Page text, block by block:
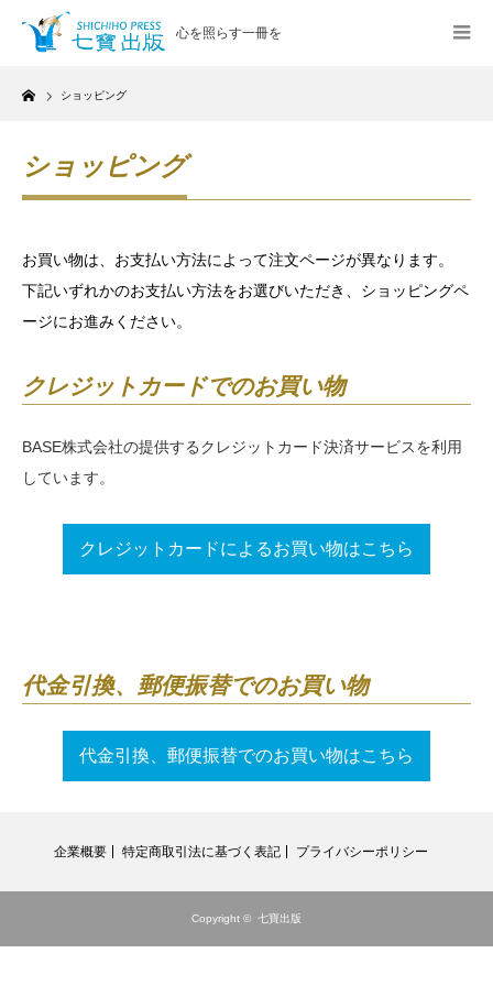
心を照らす一冊を
Home
ショッピング
ショッピング
お買い物は、お支払い方法によって注文ページが異なります。
下記いずれかのお支払い方法をお選びいただき、ショッピングペ
ージにお進みください。
クレジットカードでのお買い物
BASE株式会社の提供するクレジットカード決済サービスを利用
しています。
クレジットカードによるお買い物はこちら
代金引換、郵便振替でのお買い物
代金引換、郵便振替でのお買い物はこちら
企業概要 特定商取引法に基づく表記 プライバシーポリシー
Copyright © 七寶出版